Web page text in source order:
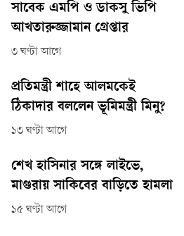
সাবেক এমপি ও ডাকসু ভিপি
আখতারুজ্জামান গ্রেপ্তার
৩ ঘণ্টা আগে
প্রতিমন্ত্রী শাহে আলমকেই
ঠিকাদার বললেন ভূমিমন্ত্রী মিনু?
১৩ ঘণ্টা আগে
শেখ হাসিনার সঙ্গে লাইভে,
মাগুরায় সাকিবের বাড়িতে হামলা
১৫ ঘণ্টা আগে